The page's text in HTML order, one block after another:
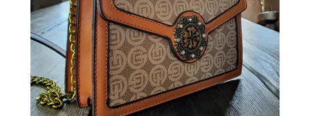
ВОЙТИ
ЗАБЫЛИ
ПАРОЛЬ?